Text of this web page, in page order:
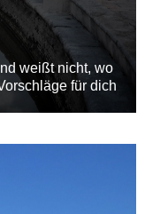
weißt nicht, wo
für dich